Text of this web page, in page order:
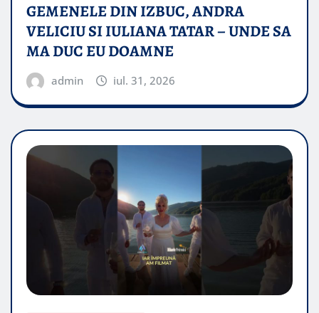
GEMENELE DIN IZBUC, ANDRA
VELICIU SI IULIANA TATAR – UNDE SA
MA DUC EU DOAMNE
admin iul. 31, 2026